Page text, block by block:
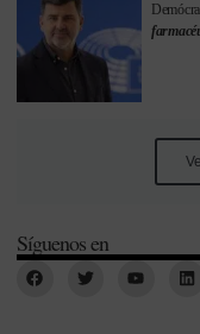
Síguenos en